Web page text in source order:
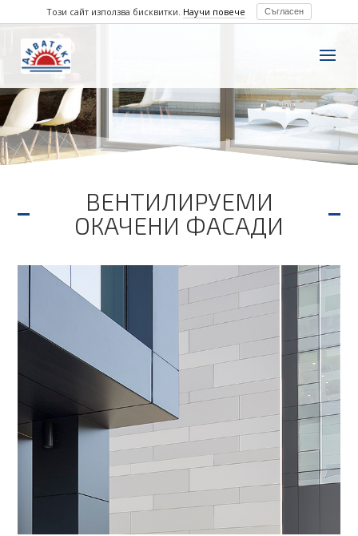
ВЕНТИЛИРУЕМИ
ОКАЧЕНИ ФАСАДИ
Този сайт използва бисквитки. Научи повече Съгласен